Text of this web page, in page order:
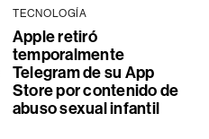
TECNOLOGÍA
Apple retiró
temporalmente
Telegram de su App
Store por contenido de
abuso sexual infantil